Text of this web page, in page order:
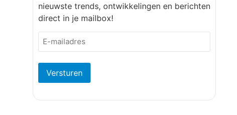
nieuwste trends, ontwikkelingen en berichten
direct in je mailbox!
E-
mailadres
(Vereist)